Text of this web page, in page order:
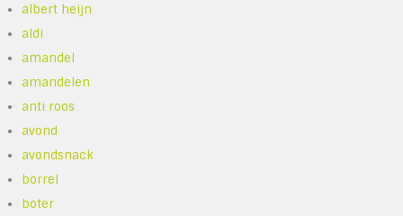
albert heijn
aldi
amandel
amandelen
anti roos
avond
avondsnack
borrel
boter